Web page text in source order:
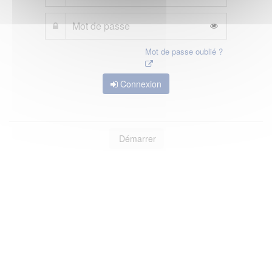
Mot de passe oublié ?
Connexion
Démarrer